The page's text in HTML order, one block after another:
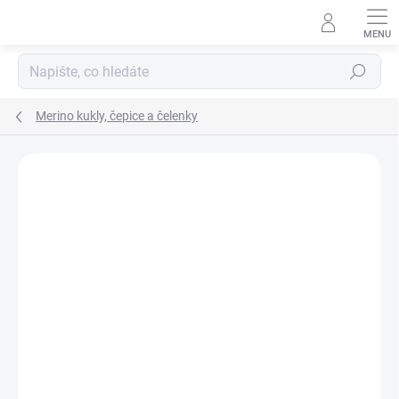
Hledat
Merino kukly, čepice a čelenky